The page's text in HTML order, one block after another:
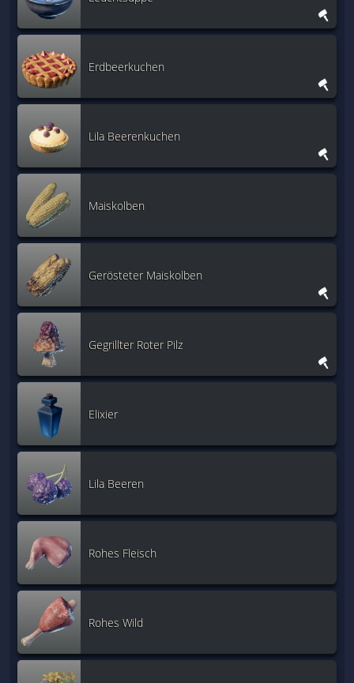
Erdbeerkuchen
Lila Beerenkuchen
Maiskolben
Gerösteter Maiskolben
Gegrillter Roter Pilz
Elixier
Lila Beeren
Rohes Fleisch
Rohes Wild